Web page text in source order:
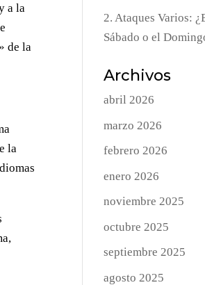
a la
de la
la
2. Ataques Varios:
Sábado o el
Archivos
abril 2026
marzo 2026
febrero 2026
enero 2026
noviembre 2025
octubre 2025
septiembre 2025
agosto 2025